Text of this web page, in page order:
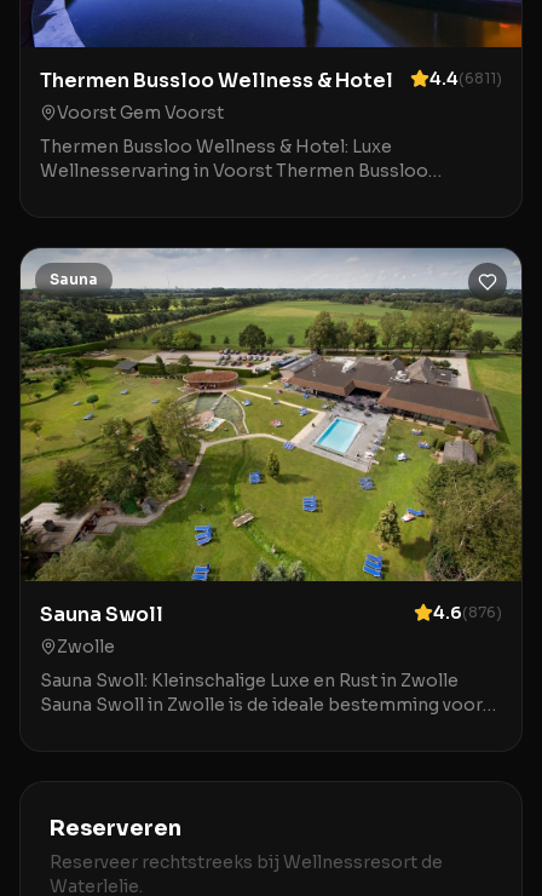
Thermen Bussloo Wellness & Hotel 4.4(6811)
Voorst Gem Voorst
Thermen Bussloo Wellness & Hotel: Luxe
Wellnesservaring in Voorst Thermen Bussloo
bestemming voor wie
Sauna
Sauna Swoll 4.6(876)
Zwolle
Sauna Swoll: Kleinschalige Luxe en Rust in Zwolle
Sauna Swoll in Zwolle is de ideale bestemming voor
Reserveren
Reserveer rechtstreeks bij Wellnessresort de
Waterlelie.